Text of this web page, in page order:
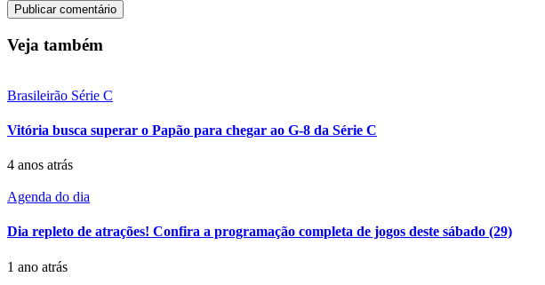
Veja também
Brasileirão Série C
Vitória busca superar o Papão para chegar ao G-8 da Série C
4 anos atrás
Agenda do dia
Dia repleto de atrações! Confira a programação completa de jogos deste sábado (29)
1 ano atrás